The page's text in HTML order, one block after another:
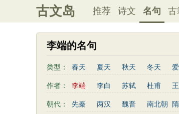
古文岛 推荐 诗文 名句 古
李端的名句
类型： 春天 夏天 秋天 冬天
友情
感恩 写风 西湖
作者： 李端 李白 苏轼 杜甫
秦观
曹植 高适 王勃
朝代： 先秦 两汉 魏晋 南北朝